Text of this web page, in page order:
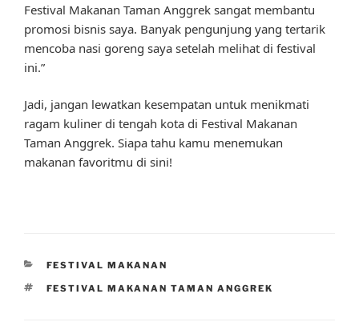
Festival Makanan Taman Anggrek sangat membantu
promosi bisnis saya. Banyak pengunjung yang tertarik
mencoba nasi goreng saya setelah melihat di festival
ini.”
Jadi, jangan lewatkan kesempatan untuk menikmati
ragam kuliner di tengah kota di Festival Makanan
Taman Anggrek. Siapa tahu kamu menemukan
makanan favoritmu di sini!
CATEGORIES
FESTIVAL MAKANAN
TAGS
FESTIVAL MAKANAN TAMAN ANGGREK